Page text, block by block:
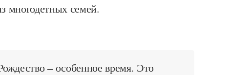
многодетных семей.
– особенное время. Это